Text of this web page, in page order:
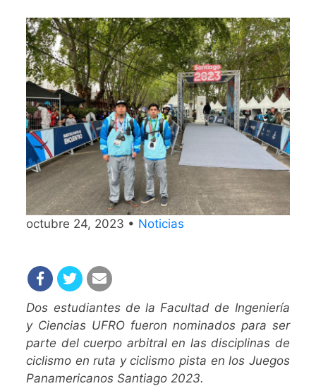
octubre 24, 2023 • Noticias
Dos estudiantes de la Facultad de Ingeniería
y Ciencias UFRO fueron nominados para ser
parte del cuerpo arbitral en las disciplinas de
ciclismo en ruta y ciclismo pista en los Juegos
Panamericanos Santiago 2023.